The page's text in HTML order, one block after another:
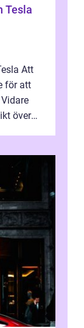
Tesla
Att
för att
över